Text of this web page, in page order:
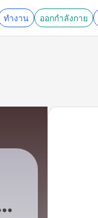
ทำงาน ออกกำลังกาย